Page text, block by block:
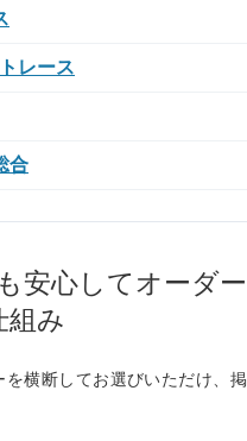
レース
合
安心してオーダー
組み
を横断してお選びいただけ、掲